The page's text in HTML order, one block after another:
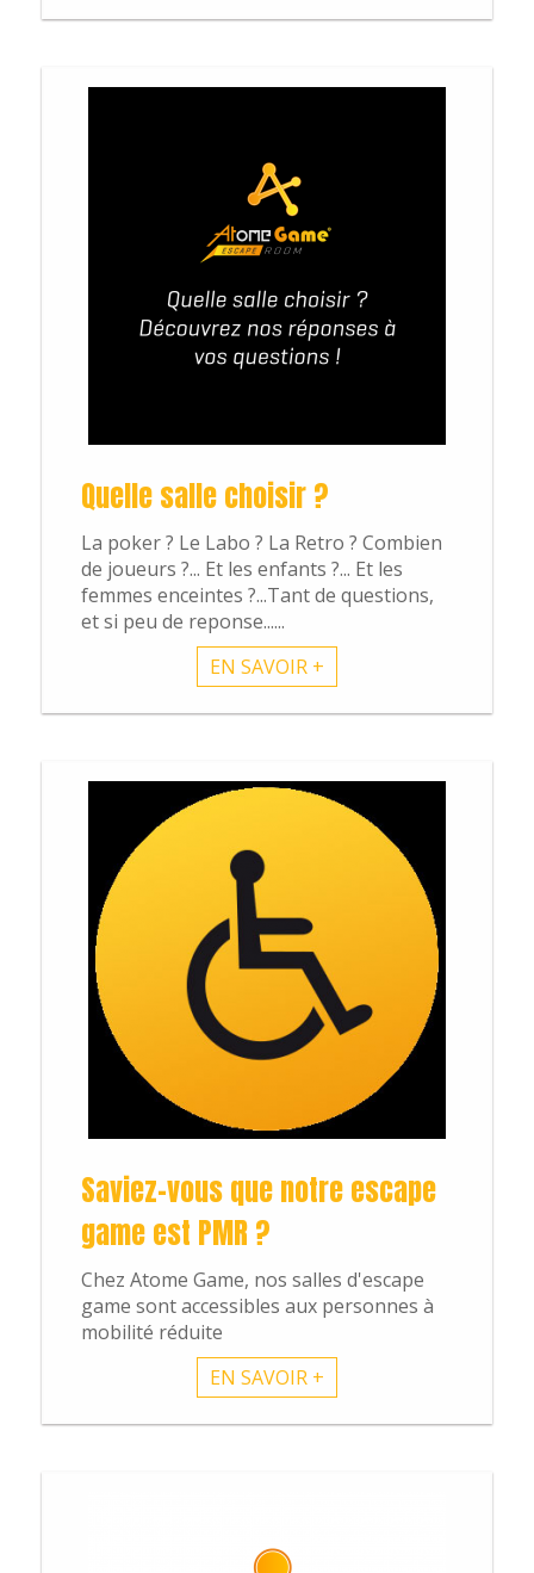
Quelle salle choisir ?
La poker ? Le Labo ? La Retro ? Combien
de joueurs ?... Et les enfants ?... Et les
femmes enceintes ?...Tant de questions,
et si peu de reponse......
EN SAVOIR +
Saviez-vous que notre escape
game est PMR ?
Chez Atome Game, nos salles d'escape
game sont accessibles aux personnes à
mobilité réduite
EN SAVOIR +